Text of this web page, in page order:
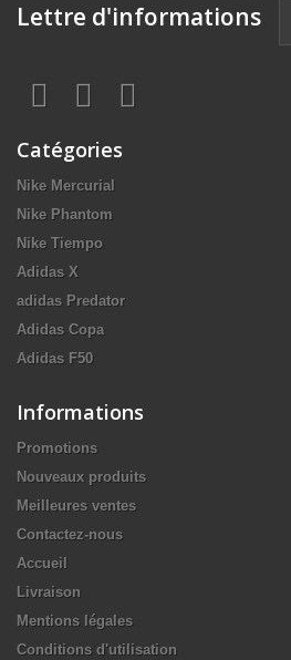
Lettre d'informations
Catégories
Nike Mercurial
Nike Phantom
Nike Tiempo
Adidas X
adidas Predator
Adidas Copa
Adidas F50
Informations
Promotions
Nouveaux produits
Meilleures ventes
Contactez-nous
Accueil
Livraison
Mentions légales
Conditions d'utilisation